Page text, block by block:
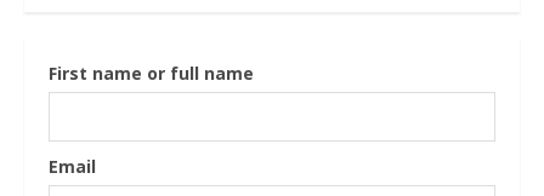
First name or full name
Email